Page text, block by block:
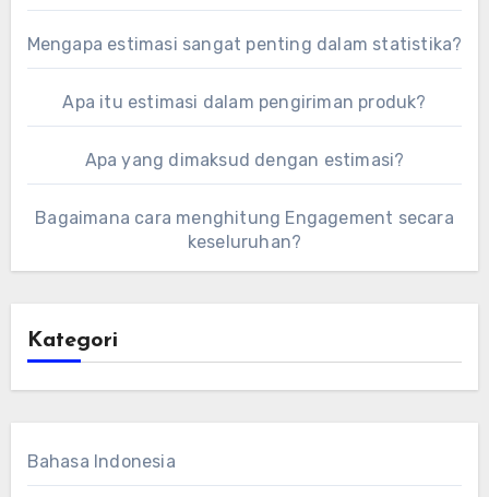
Mengapa estimasi sangat penting dalam statistika?
Apa itu estimasi dalam pengiriman produk?
Apa yang dimaksud dengan estimasi?
Bagaimana cara menghitung Engagement secara
keseluruhan?
Kategori
Bahasa Indonesia